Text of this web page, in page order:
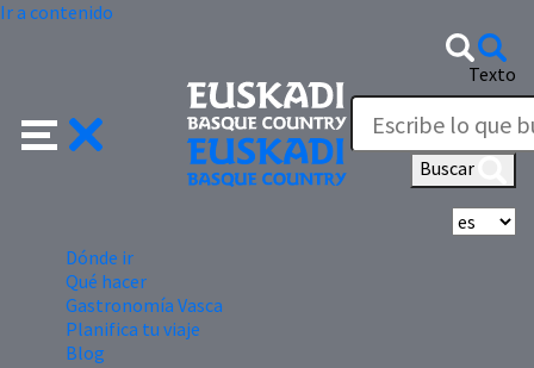
Ir a contenido
Texto
Buscar
Dónde ir
Qué hacer
Gastronomía Vasca
Planifica tu viaje
Blog